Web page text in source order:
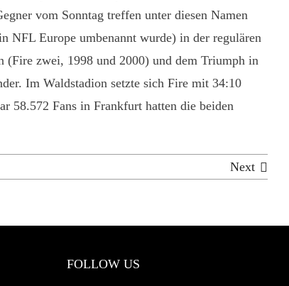
vom Sonntag treffen unter diesen Namen
NFL Europe umbenannt wurde) in der regulären
(Fire zwei, 1998 und 2000) und dem Triumph in
Im Waldstadion setzte sich Fire mit 34:10
58.572 Fans in Frankfurt hatten die beiden
Next
FOLLOW US